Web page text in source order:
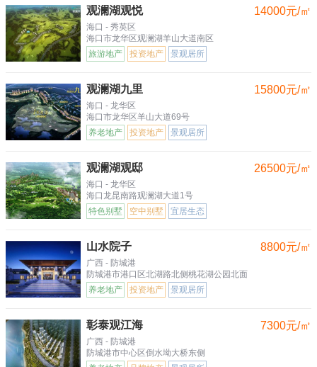
观澜湖观悦
海口 - 秀英区
14000元/㎡
海口市龙华区观澜湖羊山大道南区
旅游地产
投资地产 景观居所
观澜湖九里
海口 - 龙华区
15800元/㎡
海口市龙华区羊山大道69号
养老地产
投资地产 景观居所
观澜湖观邸
海口 - 龙华区
26500元/㎡
海口龙昆南路观澜湖大道1号
特色别墅
空中别墅 宜居生态
山水院子
广西 - 防城港
8800元/㎡
防城港市港口区北湖路北侧桃花湖公园北面
养老地产
投资地产 景观居所
彰泰观江海
广西 - 防城港
7300元/㎡
防城港市中心区倒水坳大桥东侧